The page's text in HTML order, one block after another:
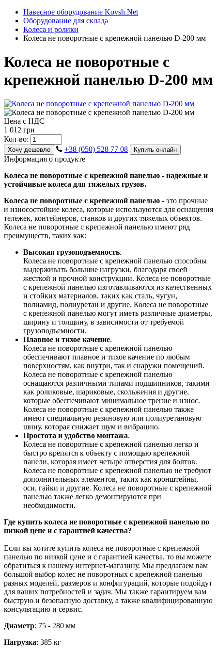
Навесное оборудование Kovsh.Net
Оборудование для склада
Колеса и ролики
Колеса не поворотные с крепежной панелью D-200 мм
Колеса не поворотные с
крепежной панелью D-200 мм
Цена с НДС
1 012 грн
Кол-во:
Хочу дешевле +38 (050) 528 77 08 Купить онлайн
Информация о продукте
Колеса не поворотные с крепежной панелью - надежные и
устойчивые колеса для тяжелых грузов.
Колеса не поворотные с крепежной панелью - это прочные
и износостойкие колеса, которые используются для оснащения
тележек, контейнеров, станков и других тяжелых объектов.
Колеса не поворотные с крепежной панелью имеют ряд
преимуществ, таких как:
Высокая грузоподъемность.
Колеса не поворотные с крепежной панелью способны
выдерживать большие нагрузки, благодаря своей
жесткой и прочной конструкции. Колеса не поворотные
с крепежной панелью изготавливаются из качественных
и стойких материалов, таких как сталь, чугун,
полиамид, полиуретан и другие. Колеса не поворотные
с крепежной панелью могут иметь различные диаметры,
ширину и толщину, в зависимости от требуемой
грузоподъемности.
Плавное и тихое качение.
Колеса не поворотные с крепежной панелью
обеспечивают плавное и тихое качение по любым
поверхностям, как внутри, так и снаружи помещений.
Колеса не поворотные с крепежной панелью
оснащаются различными типами подшипников, такими
как роликовые, шариковые, скольжения и другие,
которые обеспечивают минимальное трение и износ.
Колеса не поворотные с крепежной панелью также
имеют специальную резиновую или полиуретановую
шину, которая снижает шум и вибрацию.
Простота и удобство монтажа.
Колеса не поворотные с крепежной панелью легко и
быстро крепятся к объекту с помощью крепежной
панели, которая имеет четыре отверстия для болтов.
Колеса не поворотные с крепежной панелью не требуют
дополнительных элементов, таких как кронштейны,
оси, гайки и другие. Колеса не поворотные с крепежной
панелью также легко демонтируются при
необходимости.
Где купить колеса не поворотные с крепежной панелью по
низкой цене и с гарантией качества?
Если вы хотите купить колеса не поворотные с крепежной
панелью по низкой цене и с гарантией качества, то вы можете
обратиться к нашему интернет-магазину. Мы предлагаем вам
большой выбор колес не поворотных с крепежной панелью
разных моделей, размеров и конфигураций, которые подойдут
для ваших потребностей и задач. Мы также гарантируем вам
быструю и безопасную доставку, а также квалифицированную
консультацию и сервис.
Диаметр: 75 - 280 мм
Нагрузка: 385 кг